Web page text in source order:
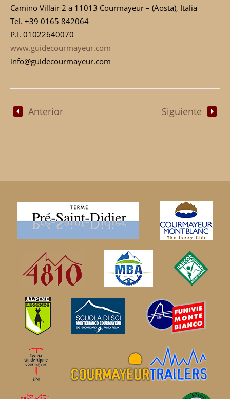
Camino Villair 2 a 11013 Courmayeur – (Aosta), Italia
Tel. +39 0165 842064
P.I. 01022640070
www.guidecourmayeur.com
info@guidecourmayeur.com
Anterior Siguiente